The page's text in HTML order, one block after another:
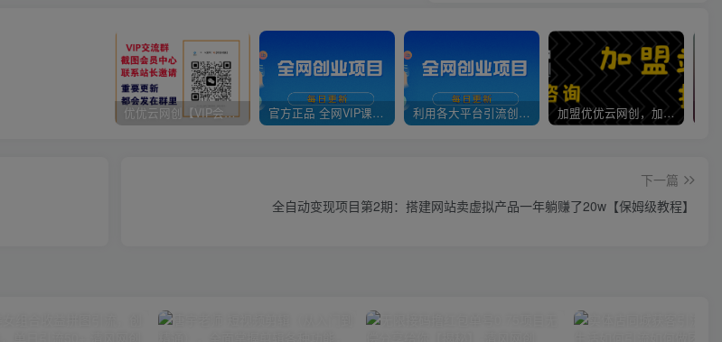
优优云网创【VIP会员专属交流群】 官方正品 全网VIP课程 无损下载~ 利用各大平台引流创业粉，做知识付费系统，卖会员，卖课程，实现日入几百几千 加盟优优云网创，加盟搭建同款知识付费资源网站，实现长期稳定被动收入~
下一篇
全自动变现项目第2期：搭建网站卖虚拟产品一年躺赚了20w【保姆级教程】